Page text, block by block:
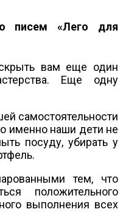
писем «Лего для
вам еще один
Еще одну
самостоятельности
именно наши дети не
посуду, убирать у
тем, что
положительного
выполнения всех